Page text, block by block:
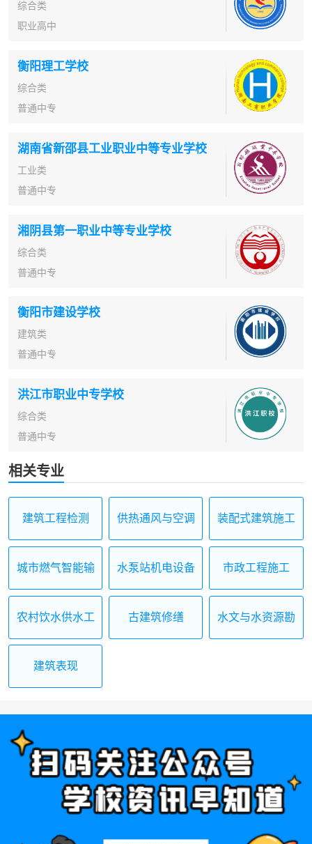
综合类
职业高中
衡阳理工学校
综合类
普通中专
湖南省新邵县工业职业中等专业学校
工业类
普通中专
湘阴县第一职业中等专业学校
综合类
普通中专
衡阳市建设学校
建筑类
普通中专
洪江市职业中专学校
综合类
普通中专
相关专业
建筑工程检测
供热通风与空调
装配式建筑施工
城市燃气智能输
水泵站机电设备
市政工程施工
农村饮水供水工
古建筑修缮
水文与水资源勘
建筑表现